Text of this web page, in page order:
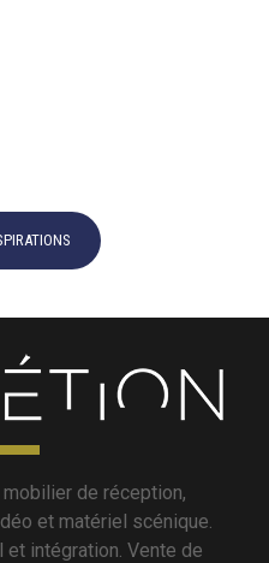
de réception,
et matériel scénique.
intégration. Vente de